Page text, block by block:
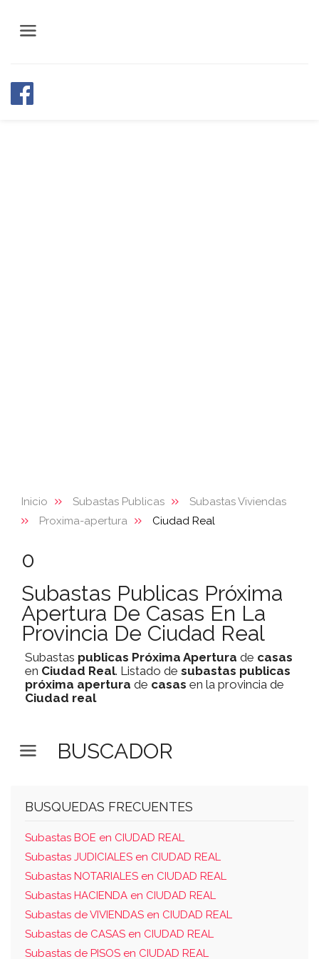
Inicio Subastas Publicas
Subastas Viviendas
Proxima-apertura
Ciudad Real
0
Subastas Publicas Próxima
Apertura De Casas En La
Provincia De Ciudad Real
Subastas publicas Próxima Apertura de casas
en Ciudad Real. Listado de subastas publicas
próxima apertura de casas en la provincia de
Ciudad real
BUSCADOR
BUSQUEDAS FRECUENTES
Subastas BOE en CIUDAD REAL
Subastas JUDICIALES en CIUDAD REAL
Subastas NOTARIALES en CIUDAD REAL
Subastas HACIENDA en CIUDAD REAL
Subastas de VIVIENDAS en CIUDAD REAL
Subastas de CASAS en CIUDAD REAL
Subastas de PISOS en CIUDAD REAL